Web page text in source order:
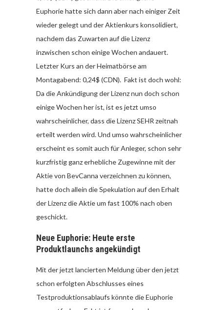
Euphorie hatte sich dann aber nach einiger Zeit
wieder gelegt und der Aktienkurs konsolidiert,
nachdem das Zuwarten auf die Lizenz
inzwischen schon einige Wochen andauert.
Letzter Kurs an der Heimatbörse am
Montagabend: 0,24$ (CDN). Fakt ist doch wohl:
Da die Ankündigung der Lizenz nun doch schon
einige Wochen her ist, ist es jetzt umso
wahrscheinlicher, dass die Lizenz SEHR zeitnah
erteilt werden wird. Und umso wahrscheinlicher
erscheint es somit auch für Anleger, schon sehr
kurzfristig ganz erhebliche Zugewinne mit der
Aktie von BevCanna verzeichnen zu können,
hatte doch allein die Spekulation auf den Erhalt
der Lizenz die Aktie um fast 100% nach oben
geschickt.
Neue Euphorie: Heute erste
Produktlaunchs angekündigt
Mit der jetzt lancierten Meldung über den jetzt
schon erfolgten Abschlusses eines
Testproduktionsablaufs könnte die Euphorie